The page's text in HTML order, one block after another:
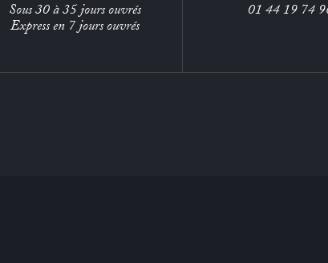
Sous 30 à 35 jours ouvrés
Express en 7 jours ouvrés
01 44 19 74